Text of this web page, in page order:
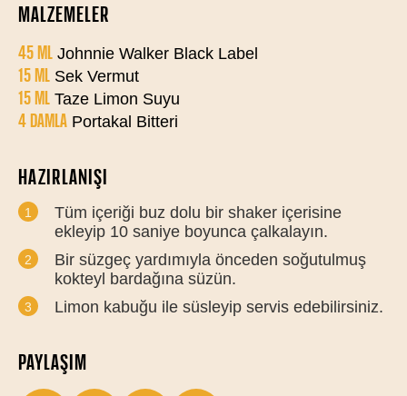
MALZEMELER
45 ML Johnnie Walker Black Label
15 ML Sek Vermut
15 ML Taze Limon Suyu
4 DAMLA Portakal Bitteri
HAZIRLANIŞI
Tüm içeriği buz dolu bir shaker içerisine
ekleyip 10 saniye boyunca çalkalayın.
Bir süzgeç yardımıyla önceden soğutulmuş
kokteyl bardağına süzün.
Limon kabuğu ile süsleyip servis edebilirsiniz.
PAYLAŞIM